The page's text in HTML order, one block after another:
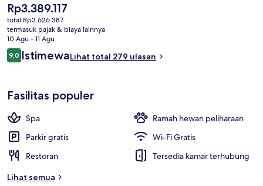
Harga
saat
ini
Rp3.389.117
Rp3.389.117
total Rp3.626.387
termasuk pajak & biaya lainnya
10 Agu - 11 Agu
Ulasan
9,09,0 dari 10
IstimewaLihat total 279 ulasan
Fasilitas populer
Spa
Ramah hewan peliharaan
Parkir gratis
Wi-Fi Gratis
Restoran
Tersedia kamar terhubung
Lihat semua